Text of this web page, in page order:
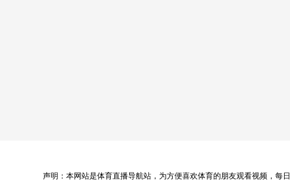
声明：本网站是体育直播导航站，为方便喜欢体育的朋友观看视频，每